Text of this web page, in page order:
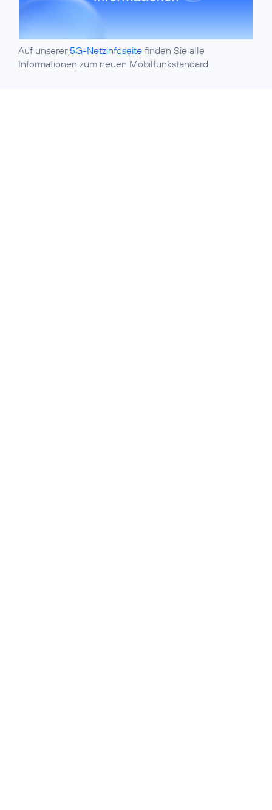
Auf unserer 5G-Netzinfoseite finden Sie alle
Informationen zum neuen Mobilfunkstandard.